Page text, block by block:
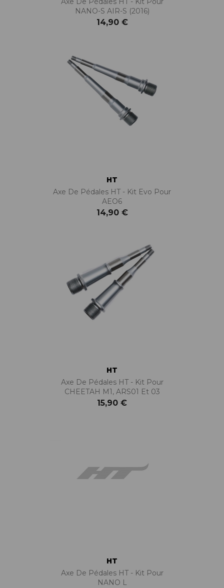
NANO-S AIR-S (2016)
14,90 €
HT
Axe De Pédales HT - Kit Evo Pour
AEO6
14,90 €
HT
Axe De Pédales HT - Kit Pour
CHEETAH M1, ARS01 Et 03
15,90 €
HT
Axe De Pédales HT - Kit Pour
NANO L